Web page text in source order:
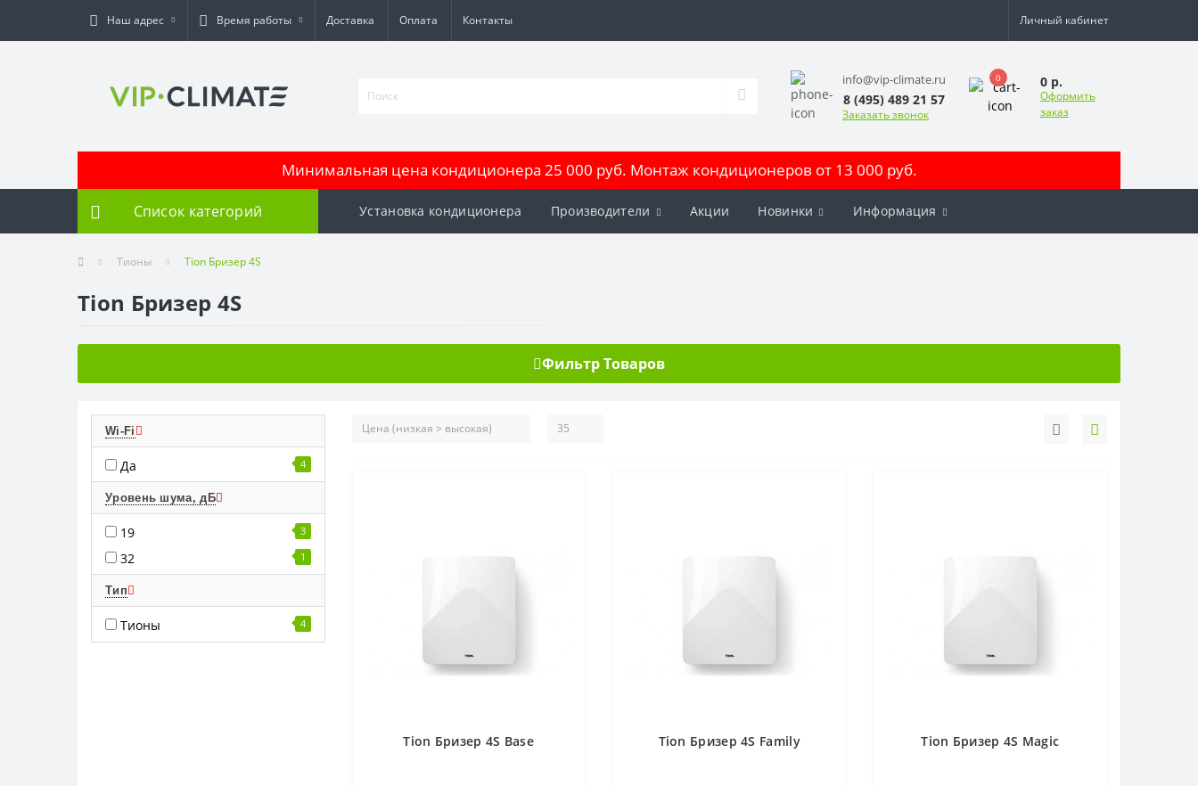
Наш адрес Время работы Доставка Оплата Контакты Личный кабинет
info@vip-climate.ru
8 (495) 489 21 57
Заказать звонок
0 0 р.
Оформить
заказ
Минимальная цена кондиционера 25 000 руб. Монтаж кондиционеров от 13 000 руб.
Список категорий Установка кондиционера Производители Акции Новинки Информация
Тионы Tion Бризер 4S
Tion Бризер 4S
Фильтр Товаров
Wi-Fi
Да 4
Уровень шума, дБ
19 3
32 1
Тип
Тионы 4
Tion Бризер 4S Base Tion Бризер 4S Family Tion Бризер 4S Magic